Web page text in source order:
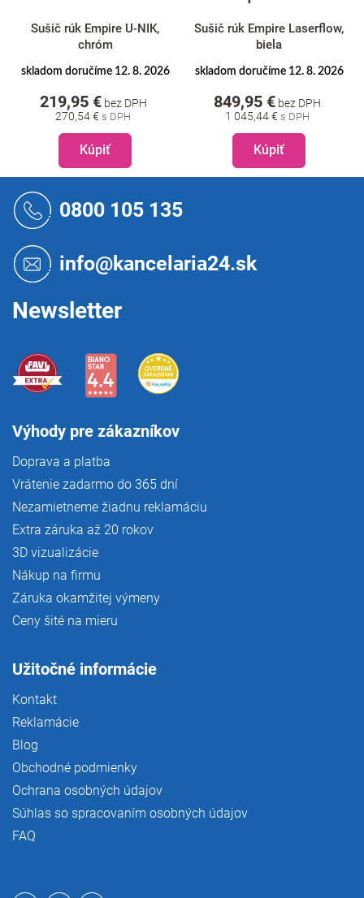
Sušič rúk Empire U-NIK,
chróm
skladom doručíme 12. 8. 2026
270,54 €
219,95 €bez DPH
Kúpiť
Sušič rúk Empire Laserflow,
biela
skladom doručíme 12. 8. 2026
1 045,44 €
849,95 €bez DPH
Kúpiť
0800 105 135
info@kancelaria24.sk
Newsletter
Výhody pre zákazníkov
Doprava a platba
Vrátenie zadarmo do 365 dní
Nezamietneme žiadnu reklamáciu
Extra záruka až 20 rokov
3D vizualizácie
Nákup na firmu
Záruka okamžitej výmeny
Ceny šité na mieru
Užitočné informácie
Kontakt
Reklamácie
Blog
Obchodné podmienky
Ochrana osobných údajov
Súhlas so spracovaním osobných údajov
FAQ